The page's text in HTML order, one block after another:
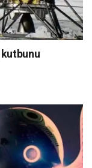
kutbunu